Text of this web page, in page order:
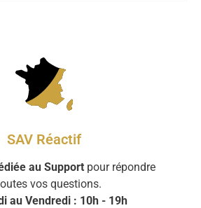
SAV Réactif
au Support pour répondre
vos questions.
au Vendredi : 10h - 19h